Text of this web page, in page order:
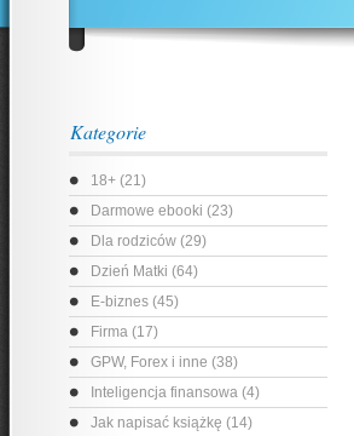
Kategorie
18+ (21)
Darmowe ebooki (23)
Dla rodziców (29)
Dzień Matki (64)
E-biznes (45)
Firma (17)
GPW, Forex i inne (38)
Inteligencja finansowa (4)
Jak napisać książkę (14)